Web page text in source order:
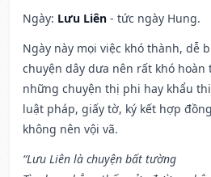
Ngày: Lưu Liên - tức ngày Hung.
Ngày này mọi việc khó thành, dễ
chuyện dây dưa nên rất khó
những chuyện thị phi hay khẩu
luật pháp, giấy tờ, ký kết hợp
không nên vội vã.
“Lưu Liên là chuyện bất tường